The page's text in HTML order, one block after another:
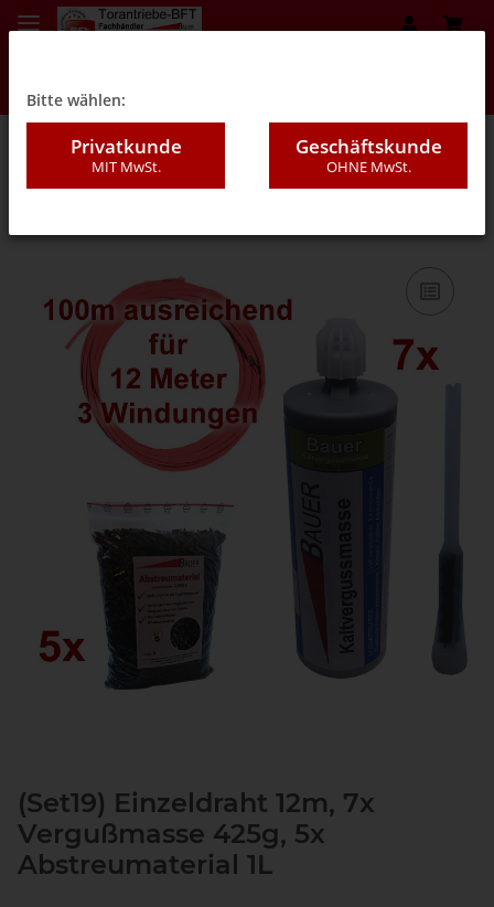
08GB - Kaltverguss (Set`s)
(Set19) Einzeldraht 12m, 7x
Vergußmasse 425g, 5x
Abstreumaterial 1L
Bitte wählen:
Privatkunde
MIT MwSt.
Geschäftskunde
OHNE MwSt.